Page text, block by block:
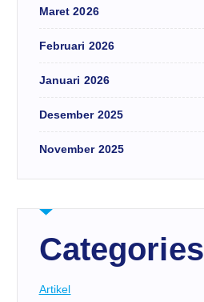
Maret 2026
Februari 2026
Januari 2026
Desember 2025
November 2025
Categories
Artikel